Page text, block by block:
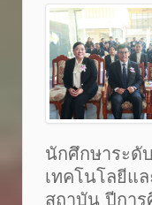
นักศึกษาระดั
เทคโนโลยีแ
สถาบัน ปีกา